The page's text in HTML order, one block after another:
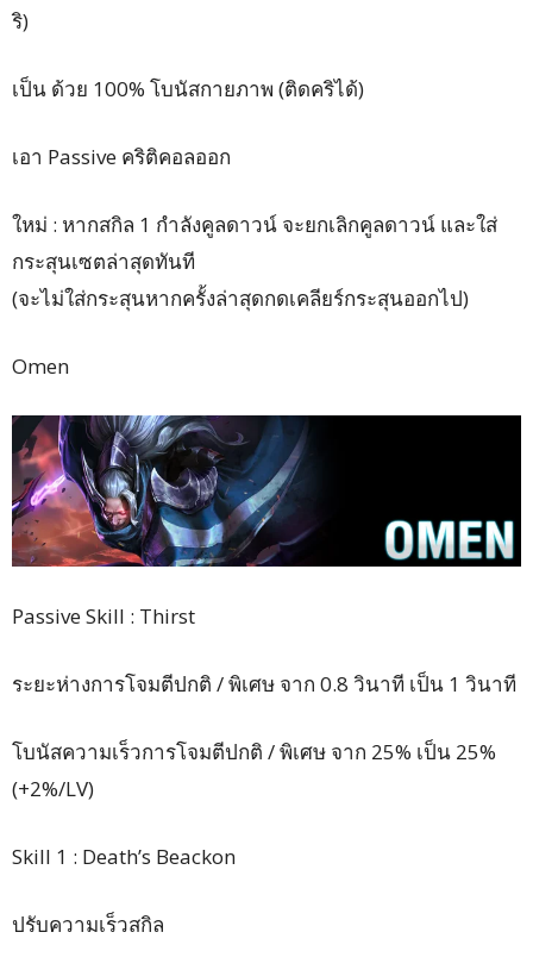
ริ)
เป็น ด้วย 100% โบนัสกายภาพ (ติดคริได้)
เอา Passive คริติคอลออก
ใหม่ : หากสกิล 1 กำลังคูลดาวน์ จะยกเลิกคูลดาวน์ และใส่
กระสุนเซตล่าสุดทันที
(จะไม่ใส่กระสุนหากครั้งล่าสุดกดเคลียร์กระสุนออกไป)
Omen
Passive Skill : Thirst
ระยะห่างการโจมตีปกติ / พิเศษ จาก 0.8 วินาที เป็น 1 วินาที
โบนัสความเร็วการโจมตีปกติ / พิเศษ จาก 25% เป็น 25%
(+2%/LV)
Skill 1 : Death’s Beackon
ปรับความเร็วสกิล